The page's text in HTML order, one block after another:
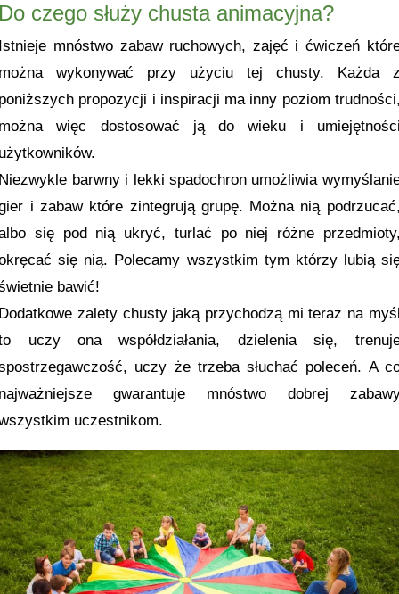
czego służy chusta animacyjna?
mnóstwo zabaw ruchowych, zajęć i ćwiczeń
wykonywać przy użyciu tej chusty. Każda
propozycji i inspiracji ma inny poziom
więc dostosować ją do wieku i
barwny i lekki spadochron umożliwia
i zabaw które zintegrują grupę. Można nią
się pod nią ukryć, turlać po niej różne
się nią. Polecamy wszystkim tym którzy lubią
bawić!
zalety chusty jaką przychodzą mi teraz na
uczy ona współdziałania, dzielenia się,
uczy że trzeba słuchać poleceń. A
gwarantuje mnóstwo dobrej
uczestnikom.